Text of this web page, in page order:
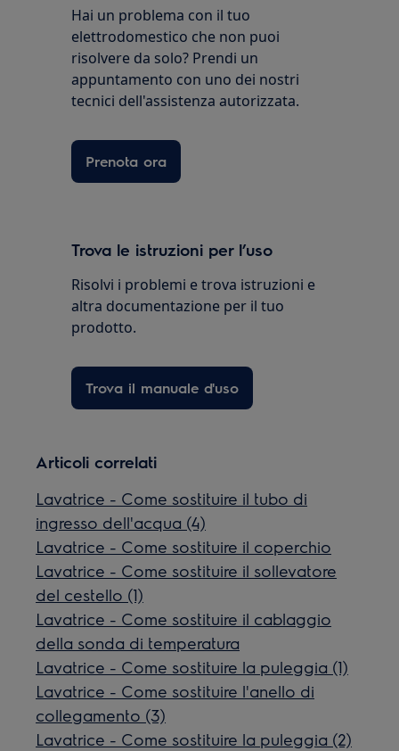
Hai un problema con il tuo
elettrodomestico che non puoi
risolvere da solo? Prendi un
appuntamento con uno dei nostri
tecnici dell'assistenza autorizzata.
Prenota ora
Trova le istruzioni per l’uso
Risolvi i problemi e trova istruzioni e
altra documentazione per il tuo
prodotto.
Trova il manuale d'uso
Articoli correlati
Lavatrice - Come sostituire il tubo di
ingresso dell'acqua (4)
Lavatrice - Come sostituire il coperchio
Lavatrice - Come sostituire il sollevatore
del cestello (1)
Lavatrice - Come sostituire il cablaggio
della sonda di temperatura
Lavatrice - Come sostituire la puleggia (1)
Lavatrice - Come sostituire l'anello di
collegamento (3)
Lavatrice - Come sostituire la puleggia (2)